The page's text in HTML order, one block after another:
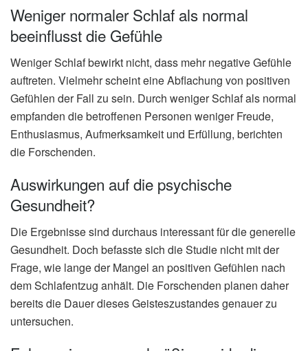
Weniger normaler Schlaf als normal
beeinflusst die Gefühle
Weniger Schlaf bewirkt nicht, dass mehr negative Gefühle
auftreten. Vielmehr scheint eine Abflachung von positiven
Gefühlen der Fall zu sein. Durch weniger Schlaf als normal
empfanden die betroffenen Personen weniger Freude,
Enthusiasmus, Aufmerksamkeit und Erfüllung, berichten
die Forschenden.
Auswirkungen auf die psychische
Gesundheit?
Die Ergebnisse sind durchaus interessant für die generelle
Gesundheit. Doch befasste sich die Studie nicht mit der
Frage, wie lange der Mangel an positiven Gefühlen nach
dem Schlafentzug anhält. Die Forschenden planen daher
bereits die Dauer dieses Geisteszustandes genauer zu
untersuchen.